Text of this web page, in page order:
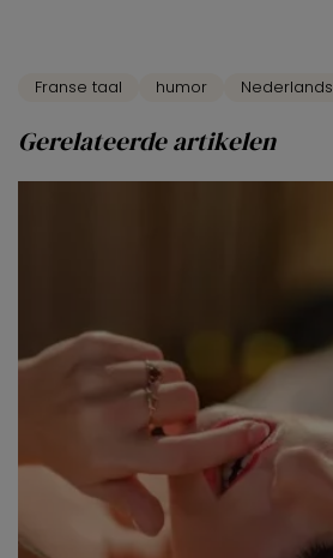
Franse taal humor Nederlands
Gerelateerde artikelen